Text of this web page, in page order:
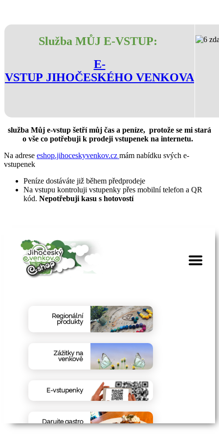
Služba MŮJ E-VSTUP:
E-
VSTUP JIHOČESKÉHO VENKOVA
služba Můj e-vstup šetří můj čas a peníze, protože se mi stará
o vše co potřebuji k prodeji vstupenek na internetu.
Na adrese eshop.jihoceskyvenkov.cz mám nabídku svých e-
vstupenek
Peníze dostáváte již během předprodeje
Na vstupu kontroluji vstupenky přes mobilní telefon a QR
kód. Nepotřebuji kasu s hotovostí